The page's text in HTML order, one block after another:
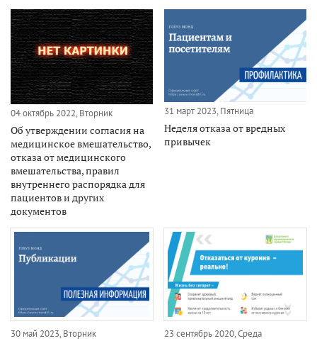
04 октябрь 2022, Вторник
Об утверждении согласия на
медицинское вмешательство,
отказа от медицинского
вмешательства, правил
внутреннего распорядка для
пациентов и других
документов
31 март 2023, Пятница
Неделя отказа от вредных
привычек
30 май 2023, Вторник 23 сентябрь 2020, Среда